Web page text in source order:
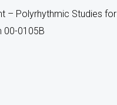
– Polyrhythmic Studies for
00-0105B